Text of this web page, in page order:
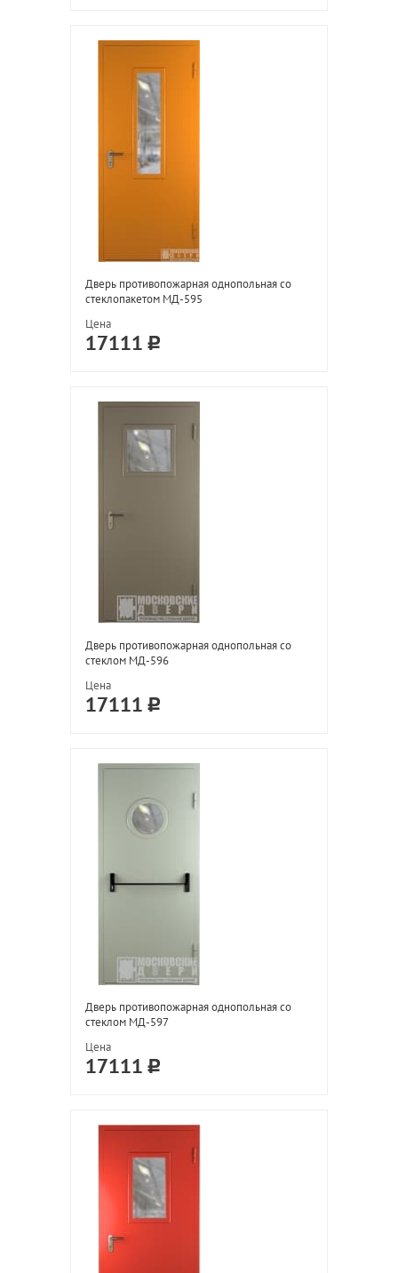
Дверь противопожарная однопольная со
стеклопакетом МД-595
Цена
17111
Дверь противопожарная однопольная со
стеклом МД-596
Цена
17111
Дверь противопожарная однопольная со
стеклом МД-597
Цена
17111